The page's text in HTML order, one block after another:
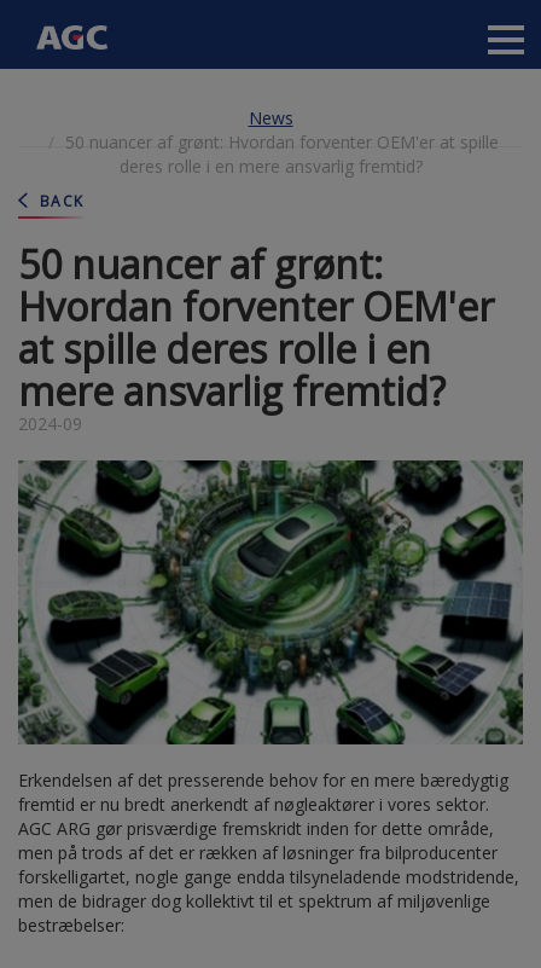
News
50 nuancer af grønt: Hvordan forventer OEM'er at spille
deres rolle i en mere ansvarlig fremtid?
BACK
50 nuancer af grønt:
Hvordan forventer OEM'er
at spille deres rolle i en
mere ansvarlig fremtid?
2024-09
Erkendelsen af det presserende behov for en mere bæredygtig
fremtid er nu bredt anerkendt af nøgleaktører i vores sektor.
AGC ARG gør prisværdige fremskridt inden for dette område,
men på trods af det er rækken af løsninger fra bilproducenter
forskelligartet, nogle gange endda tilsyneladende modstridende,
men de bidrager dog kollektivt til et spektrum af miljøvenlige
bestræbelser: